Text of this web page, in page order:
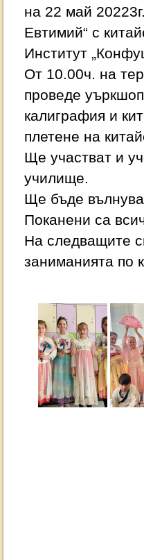
на 22 май
Евтимий“ с
Институт
От 10.00ч. на
проведе
калиграфия и
плетене на
Ще участват и
училище.
Ще бъде
Поканени са
На следващите
заниманията по